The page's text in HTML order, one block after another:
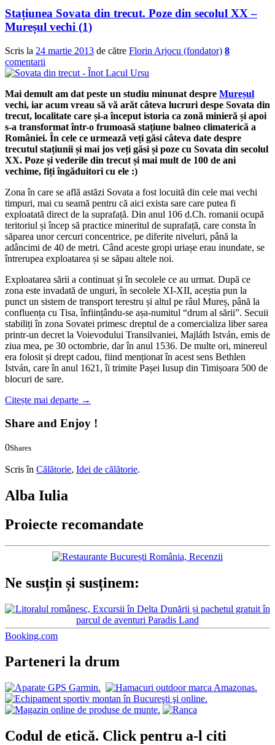
Stațiunea Sovata din trecut. Poze din secolul XX –
Mureșul vechi (1)
Scris la 24 martie 2013 de către Florin Arjocu (fondator) 8
comentarii
Mai demult am dat peste un studiu minunat despre Mureșul
vechi, iar acum vreau să vă arăt câteva lucruri despe Sovata din
trecut, localitate care și-a început istoria ca zonă minieră și apoi
s-a transformat într-o frumoasă stațiune balneo climaterică a
României. În cele ce urmează veți găsi câteva date despre
trecutul stațiunii și mai jos veți găsi și poze cu Sovata din secolul
XX. Poze și vederile din trecut și mai mult de 100 de ani
vechime, fiți îngăduitori cu ele :)
Zona în care se află astăzi Sovata a fost locuită din cele mai vechi
timpuri, mai cu seamă pentru că aici exista sare care putea fi
exploatată direct de la suprafață. Din anul 106 d.Ch. romanii ocupă
teritoriul și încep să practice mineritul de suprafață, care consta în
săparea unor cercuri concentrice, pe diferite niveluri, până la
adâncimi de 40 de metri. Când aceste gropi uriașe erau inundate, se
întrerupea exploatarea și se săpau altele noi.
Exploatarea sării a continuat și în secolele ce au urmat. După ce
zona este invadată de unguri, în secolele XI-XII, aceștia pun la
punct un sistem de transport terestru și altul pe râul Mureș, până la
confluența cu Tisa, înființându-se așa-numitul “drum al sării”. Secuii
stabiliți în zona Sovatei primesc dreptul de a comercializa liber sarea
printr-un decret la Voievodului Transilvaniei, Majláth István, emis de
ziua mea, pe 30 octombrie, dar în anul 1536. De multe ori, minereul
era folosit și drept cadou, fiind menționat în acest sens Bethlen
István, care în anul 1621, îi trimite Pașei Iusup din Timișoara 500 de
blocuri de sare.
Citește mai departe →
Share and Enjoy !
0Shares
Scris în Călătorie, Idei de călătorie.
Alba Iulia
Proiecte recomandate
Ne susțin și susținem:
Booking.com
Parteneri la drum
Codul de etică. Click pentru a-l citi